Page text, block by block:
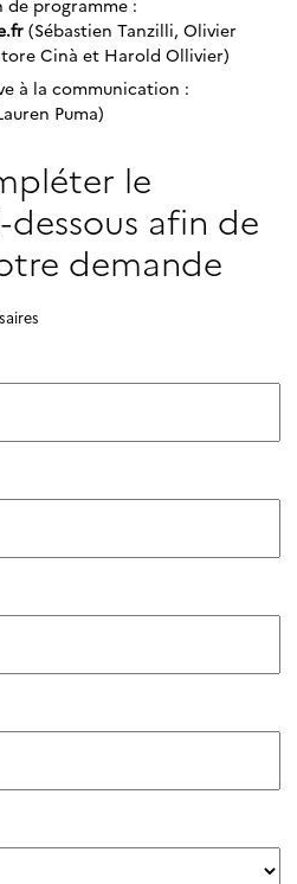
programme :
(Sébastien Tanzilli, Olivier
Cinà et Harold Ollivier)
à la communication :
Puma)
le
afin de
demande